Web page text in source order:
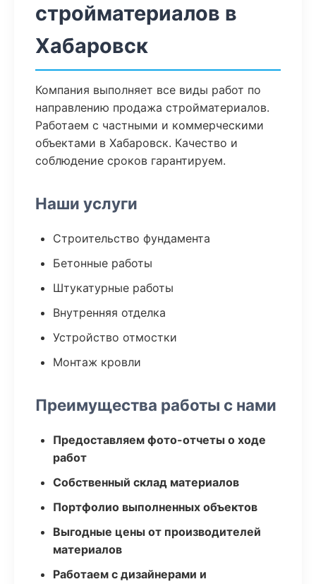
стройматериалов в
Хабаровск
Компания выполняет все виды работ по
направлению продажа стройматериалов.
Работаем с частными и коммерческими
объектами в Хабаровск. Качество и
соблюдение сроков гарантируем.
Наши услуги
Строительство фундамента
Бетонные работы
Штукатурные работы
Внутренняя отделка
Устройство отмостки
Монтаж кровли
Преимущества работы с нами
Предоставляем фото-отчеты о ходе
работ
Собственный склад материалов
Портфолио выполненных объектов
Выгодные цены от производителей
материалов
Работаем с дизайнерами и